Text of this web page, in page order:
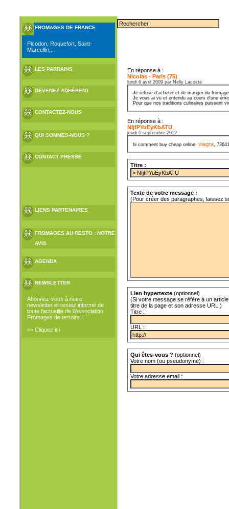
FROMAGES DE FRANCE
Picodon, Roquefort, Saint-
Marcellin,...
LES PARRAINS
DEVENEZ ADHÉRENT
CONTACTEZ-NOUS
QUI SOMMES-NOUS ?
CONTACT PRESSE
LIENS PARTENAIRES
FROMAGES AU RESTO : NOTRE
AVIS
AGENDA
NEWSLETTER
Abonnez-vous à notre
newsletter et restez informé de
toute l'actualité de l'Association
Fromages de terroirs !
>> Cliquez ici
En réponse à :
Nicolas - Paris (75)
lundi 6 avril 2009 par Nelly Lacoste
Je refuse d’acheter et de manger du
Je vous ai vu et entendu au cours d’une
Pour que nos traditions culinaires puissent
En réponse à :
NIjfPYuEyKbATU
jeudi 6 septembre 2012
hi comment buy cheap online,viagra,
Titre :
Texte de votre message :
(Pour créer des paragraphes, laissez
Lien hypertexte (optionnel)
(Si votre message se réfère à un
titre de la page et son adresse URL.)
Titre :
URL :
Qui êtes-vous ? (optionnel)
Votre nom (ou pseudonyme) :
Votre adresse email :